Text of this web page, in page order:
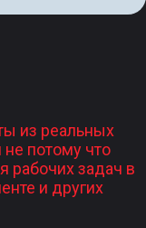
из реальных
не потому что
рабочих задач в
и других